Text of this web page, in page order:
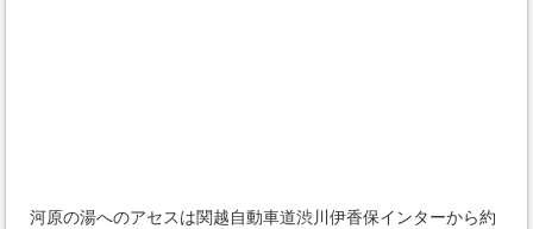
河原の湯へのアセスは関越自動車道渋川伊香保インターから約